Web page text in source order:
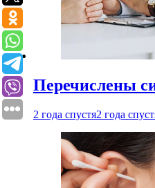
Перечислены
2 года спустя2 года